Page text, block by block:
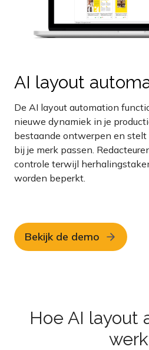
AI layout
De AI layout automation
nieuwe dynamiek in je
bestaande ontwerpen en stelt
bij je merk passen.
controle terwijl
worden beperkt.
Bekijk de demo
Hoe AI layout